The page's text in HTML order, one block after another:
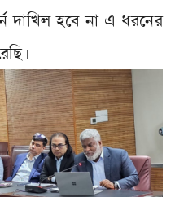
দাখিল হবে না এ ধরনের